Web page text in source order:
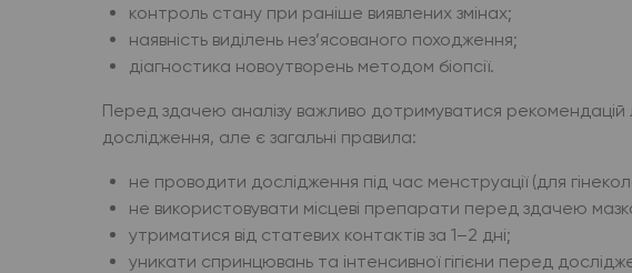
контроль стану при раніше виявлених змінах;
наявність виділень нез’ясованого походження;
діагностика новоутворень методом біопсії.
Перед здачею аналізу важливо дотримуватися рекомендацій
дослідження, але є загальні правила:
не проводити дослідження під час менструації (для
не використовувати місцеві препарати перед здачею
утриматися від статевих контактів за 1–2 дні;
уникати спринцювань та інтенсивної гігієни перед